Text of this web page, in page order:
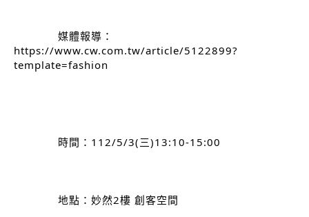
媒體報導：
https://www.cw.com.tw/article/5122899?
template=fashion
		時間：112/5/3(三)13:10-15:00
		地點：妙然2樓 創客空間